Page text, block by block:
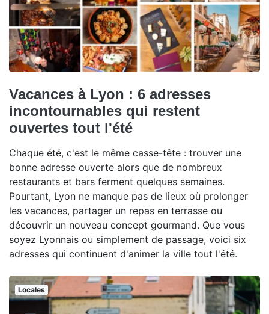
Vacances à Lyon : 6 adresses
incontournables qui restent
ouvertes tout l'été
Chaque été, c'est le même casse-tête : trouver une
bonne adresse ouverte alors que de nombreux
restaurants et bars ferment quelques semaines.
Pourtant, Lyon ne manque pas de lieux où prolonger
les vacances, partager un repas en terrasse ou
découvrir un nouveau concept gourmand. Que vous
soyez Lyonnais ou simplement de passage, voici six
adresses qui continuent d'animer la ville tout l'été.
Locales